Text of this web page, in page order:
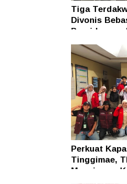
Tiga
Divonis
Persidangan
Hukum
Perkuat
Tinggimae,
Manajemen